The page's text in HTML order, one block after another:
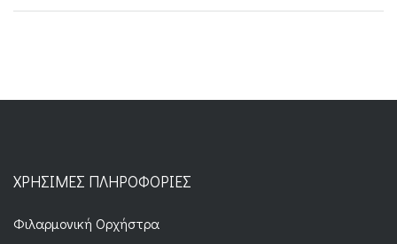
ΧΡΉΣΙΜΕΣ ΠΛΗΡΟΦΟΡΊΕΣ
Φιλαρμονική Ορχήστρα